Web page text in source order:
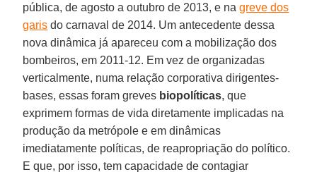
pública, de agosto a outubro de 2013, e nagreve dos
garis do carnaval de 2014. Um antecedente dessa
nova dinâmica já apareceu com a mobilização dos
bombeiros, em 2011-12. Em vez de organizadas
verticalmente, numa relação corporativa dirigentes-
bases, essas foram greves biopolíticas, que
exprimem formas de vida diretamente implicadas na
produção da metrópole e em dinâmicas
imediatamente políticas, de reapropriação do político.
E que, por isso, tem capacidade de contagiar